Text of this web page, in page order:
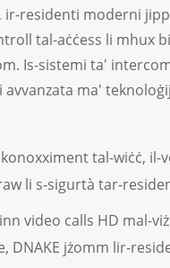
ir-residenti moderni
tal-aċċess li mhux
Is-sistemi ta'
ma'
tal-wiċċ, il-
li s-sigurtà tar-
video calls HD mal-
DNAKE jżomm lir-